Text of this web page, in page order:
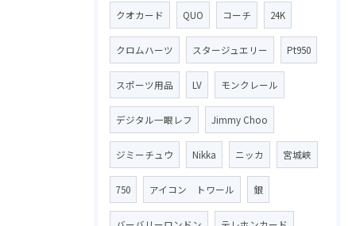
クオカード QUO コーチ 24K
クロムハーツ スタージュエリー Pt950
スポーツ用品 LV モンクレール
デジタル一眼レフ Jimmy Choo
ジミーチュウ Nikka ニッカ 宮城峡
750 アイコン トワール 銀